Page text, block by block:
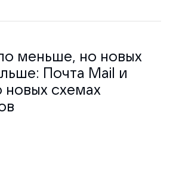
меньше, но новых
Почта Mail и
схемах